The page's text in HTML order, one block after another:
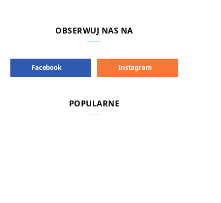
OBSERWUJ NAS NA
Facebook Instagram
POPULARNE